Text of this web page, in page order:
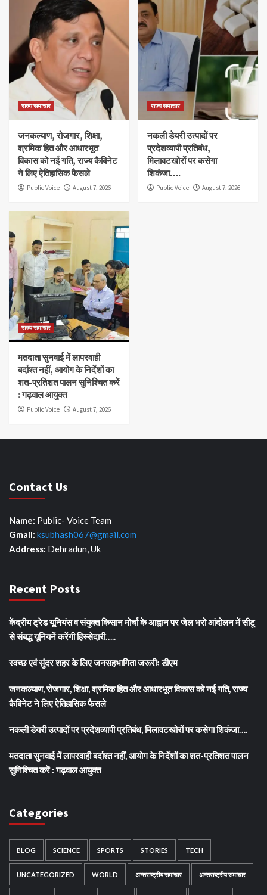
राज्य समाचार
जनकल्याण, रोजगार, शिक्षा,
श्रमिक हित और आधारभूत
विकास को नई गति, राज्य कैबिनेट
ने लिए ऐतिहासिक फैसले
Public Voice August 7, 2026
राज्य समाचार
नकली डेयरी उत्पादों पर
प्रदेशव्यापी प्रतिबंध,
मिलावटखोरों पर कसेगा
शिकंजा….
Public Voice August 7, 2026
राज्य समाचार
मतदाता सुनवाई में लापरवाही
बर्दाश्त नहीं, आयोग के निर्देशों का
शत-प्रतिशत पालन सुनिश्चित करें
: गढ़वाल आयुक्त
Public Voice August 7, 2026
Contact Us
Name: Public- Voice Team
Gmail: ksubhash067@gmail.com
Address: Dehradun, Uk
Recent Posts
केंद्रीय ट्रेड यूनियंस व संयुक्त किसान मोर्चा के आह्वान पर जेल भरो आंदोलन में सीटू
से संबद्ध यूनियनें करेंगी हिस्सेदारी…..
स्वच्छ एवं सुंदर शहर के लिए जनसहभागिता जरूरीः डीएम
जनकल्याण, रोजगार, शिक्षा, श्रमिक हित और आधारभूत विकास को नई गति, राज्य
कैबिनेट ने लिए ऐतिहासिक फैसले
नकली डेयरी उत्पादों पर प्रदेशव्यापी प्रतिबंध, मिलावटखोरों पर कसेगा शिकंजा….
मतदाता सुनवाई में लापरवाही बर्दाश्त नहीं, आयोग के निर्देशों का शत-प्रतिशत पालन
सुनिश्चित करें : गढ़वाल आयुक्त
Categories
BLOG SCIENCE SPORTS STORIES TECH
UNCATEGORIZED WORLD अन्तराष्ट्रीय समाचार अन्तराष्ट्रीय समाचार